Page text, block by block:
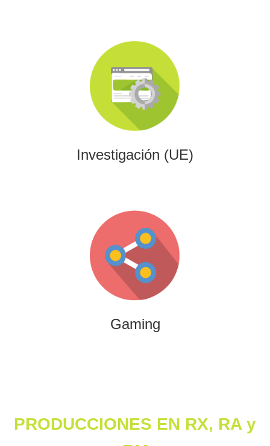
Investigación (UE)
Investigación (UE)
Impulsamos proyectos de I+D+i alineados con programas
europeos, conectando innovación tecnológica con
financiación estratégica.
Gaming
Gaming
Desarrollamos experiencias interactivas y videojuegos
que combinan entretenimiento, innovación y engagement
para marcas y audiencias.
PRODUCCIONES EN RX, RA y